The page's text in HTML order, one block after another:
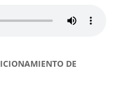
DE